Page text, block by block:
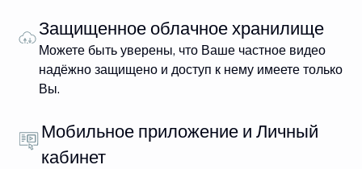
Защищенное облачное хранилище
Можете быть уверены, что Ваше частное видео
надёжно защищено и доступ к нему имеете только
Вы.
Мобильное приложение и Личный
кабинет